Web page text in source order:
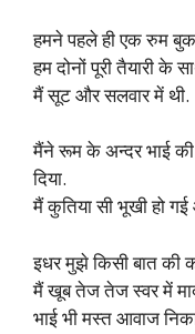
हमने पहले ही एक रुम बुक
हम दोनों पूरी तैयारी के
मैं सूट और सलवार में थी.
मैंने रूम के अन्दर भाई
दिया.
मैं कुतिया सी भूखी हो
इधर मुझे किसी बात की
मैं खूब तेज तेज स्वर में
भाई भी मस्त आवाज